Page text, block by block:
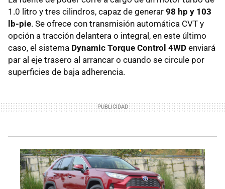
1.0 litro y tres cilindros, capaz de generar 98 hp y 103
lb-pie. Se ofrece con transmisión automática CVT y
opción a tracción delantera o integral, en este último
caso, el sistema Dynamic Torque Control 4WD enviará
par al eje trasero al arrancar o cuando se circule por
superficies de baja adherencia.